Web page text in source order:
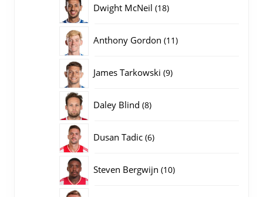
Dwight McNeil 1818
Anthony Gordon 1111
James Tarkowski 99
Daley Blind 88
Dusan Tadic 66
Steven Bergwijn 1010